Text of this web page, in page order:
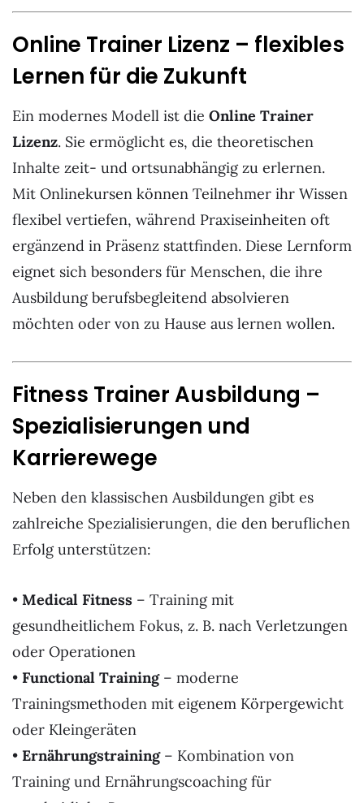
Online Trainer Lizenz – flexibles
Lernen für die Zukunft
Ein modernes Modell ist die Online Trainer
Lizenz. Sie ermöglicht es, die theoretischen
Inhalte zeit- und ortsunabhängig zu erlernen.
Mit Onlinekursen können Teilnehmer ihr Wissen
flexibel vertiefen, während Praxiseinheiten oft
ergänzend in Präsenz stattfinden. Diese Lernform
eignet sich besonders für Menschen, die ihre
Ausbildung berufsbegleitend absolvieren
möchten oder von zu Hause aus lernen wollen.
Fitness Trainer Ausbildung –
Spezialisierungen und
Karrierewege
Neben den klassischen Ausbildungen gibt es
zahlreiche Spezialisierungen, die den beruflichen
Erfolg unterstützen:
• Medical Fitness – Training mit
gesundheitlichem Fokus, z. B. nach Verletzungen
oder Operationen
• Functional Training– moderne
Trainingsmethoden mit eigenem Körpergewicht
oder Kleingeräten
• Ernährungstraining– Kombination von
Training und Ernährungscoaching für